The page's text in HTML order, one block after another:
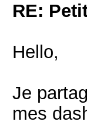
RE:
Hello,
Je
mes